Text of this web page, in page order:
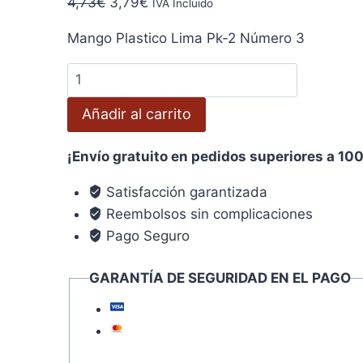
original
era:
actual
es:
IVA Incluido
Mango Plastico Lima Pk-2 Número 3
Mango
Plástico
Lima
2
Número
cantidad
Añadir al carrito
¡Envío gratuito en pedidos superiores a
Satisfacción garantizada
Reembolsos sin complicaciones
Pago Seguro
GARANTÍA DE SEGURIDAD EN EL PAGO